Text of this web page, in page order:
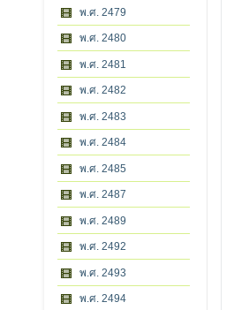
พ.ศ. 2479
พ.ศ. 2480
พ.ศ. 2481
พ.ศ. 2482
พ.ศ. 2483
พ.ศ. 2484
พ.ศ. 2485
พ.ศ. 2487
พ.ศ. 2489
พ.ศ. 2492
พ.ศ. 2493
พ.ศ. 2494